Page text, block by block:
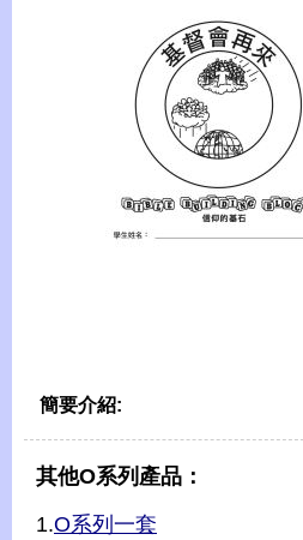
簡要介紹:
其他O系列產品：
1.O系列一套